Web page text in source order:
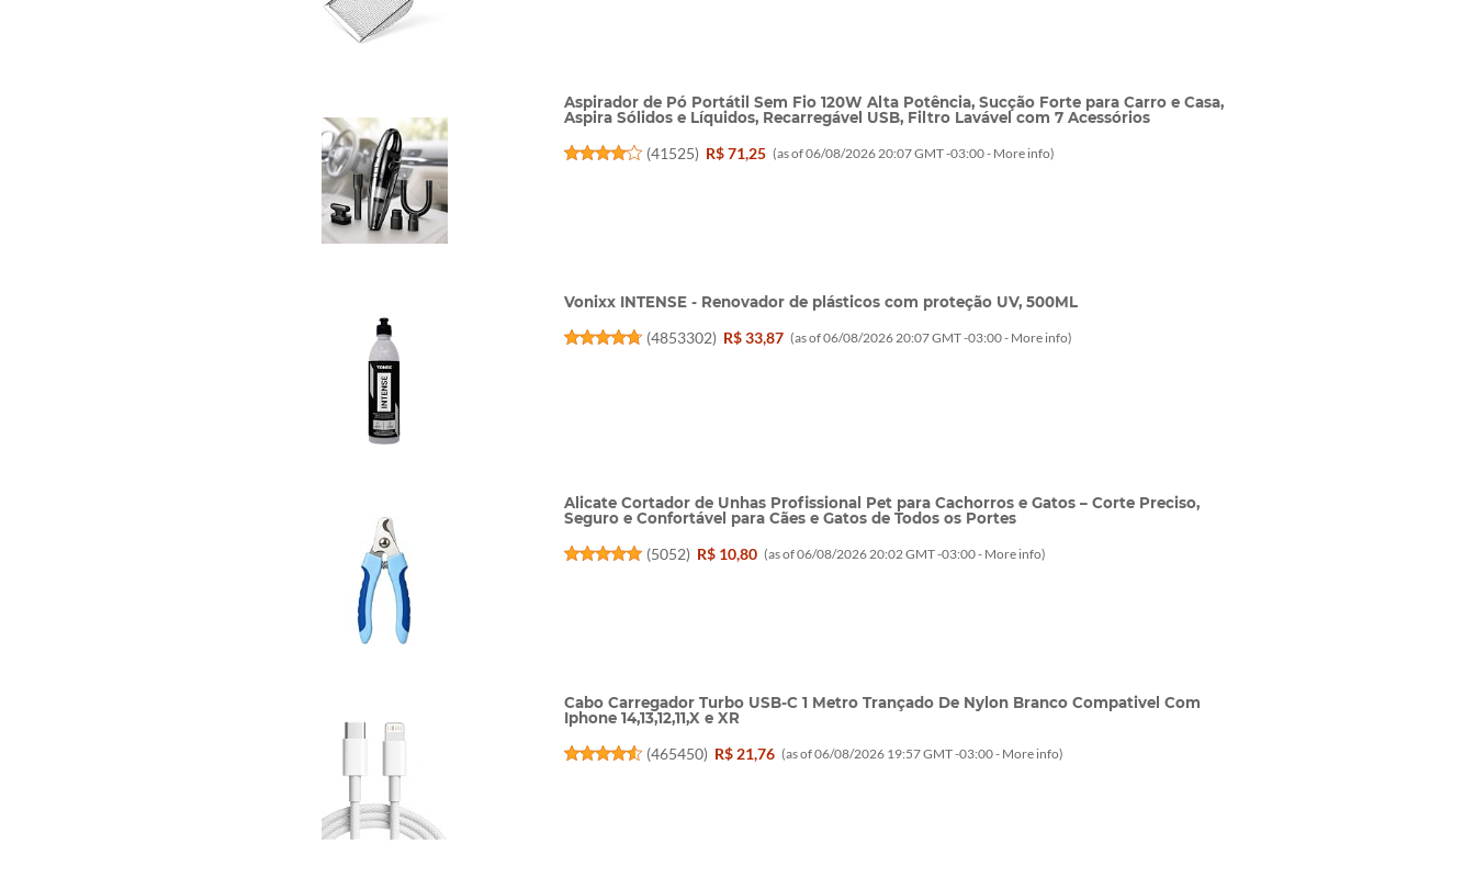
Aspirador de Pó Portátil Sem Fio 120W Alta Potência, Sucção Forte para Carro e Casa,
Aspira Sólidos e Líquidos, Recarregável USB, Filtro Lavável com 7 Acessórios
(41525) R$ 71,25 (as of 06/08/2026 20:07 GMT -03:00 - More info)
Vonixx INTENSE - Renovador de plásticos com proteção UV, 500ML
(4853302) R$ 33,87 (as of 06/08/2026 20:07 GMT -03:00 - More info)
Alicate Cortador de Unhas Profissional Pet para Cachorros e Gatos – Corte Preciso,
Seguro e Confortável para Cães e Gatos de Todos os Portes
(5052) R$ 10,80 (as of 06/08/2026 20:02 GMT -03:00 - More info)
Cabo Carregador Turbo USB-C 1 Metro Trançado De Nylon Branco Compativel Com
Iphone 14,13,12,11,X e XR
(465450) R$ 21,76 (as of 06/08/2026 19:57 GMT -03:00 - More info)